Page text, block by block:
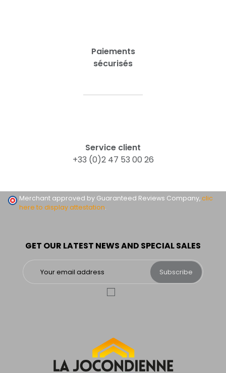
Paiements
sécurisés
Service client
+33 (0)2 47 53 00 26
GET OUR LATEST NEWS AND SPECIAL SALES
Subscribe
Merchant approved by Guaranteed Reviews Company,clic
here to display attestation.